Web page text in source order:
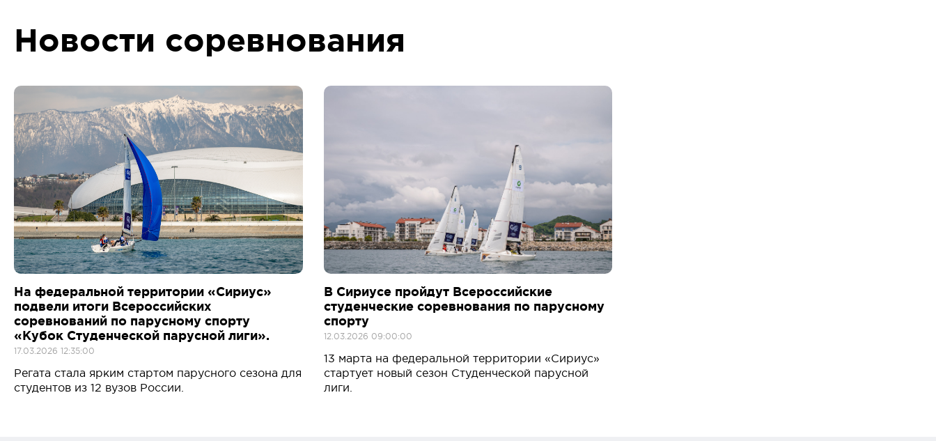
Новости соревнования
На федеральной территории «Сириус»
подвели итоги Всероссийских
соревнований по парусному спорту
«Кубок Студенческой парусной лиги».
17.03.2026 12:35:00
Регата стала ярким стартом парусного сезона для
студентов из 12 вузов России.
В Сириусе пройдут Всероссийские
студенческие соревнования по парусному
спорту
12.03.2026 09:00:00
13 марта на федеральной территории «Сириус»
стартует новый сезон Студенческой парусной
лиги.